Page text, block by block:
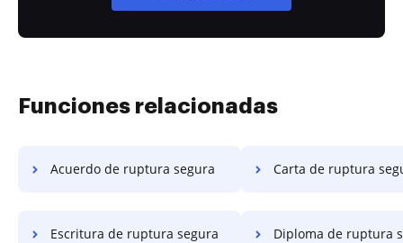
Funciones relacionadas
Acuerdo de ruptura segura Carta de ruptura
Escritura de ruptura segura Diploma de ruptura